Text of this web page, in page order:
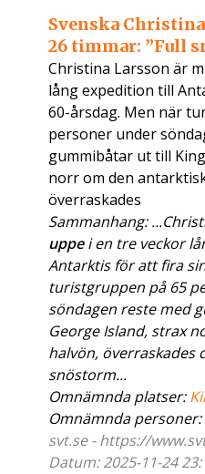
Svenska
26 timmar: ”Full
Christina Larsson är
lång expedition till
60-årsdag. Men när
personer under
gummibåtar ut till
norr om den
överraskades
Sammanhang:
uppei en tre veckor
Antarktis för att fira
turistgruppen på 65
söndagen reste med
George Island, strax
halvön, överraskades
snöstorm...
Omnämnda platser:
Omnämnda personer:
svt.se - https://
Datum: 2025-11-24